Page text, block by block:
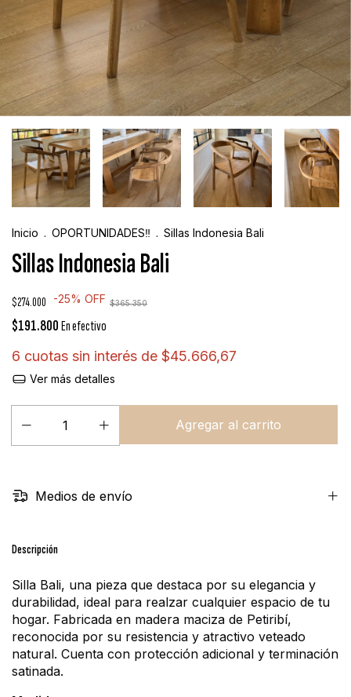
Inicio . OPORTUNIDADES‼️ . Sillas Indonesia Bali
Sillas Indonesia Bali
$274.000 -25% OFF $365.350
$191.800En efectivo
6 cuotas sin interés de $45.666,67
Ver más detalles
Medios de envío
Descripción
Silla Bali, una pieza que destaca por su elegancia y
durabilidad, ideal para realzar cualquier espacio de tu
hogar. Fabricada en madera maciza de Petiribí,
reconocida por su resistencia y atractivo veteado
natural. Cuenta con protección adicional y terminación
satinada.